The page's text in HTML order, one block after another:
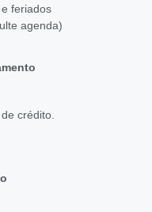
feriados
agenda)
crédito.